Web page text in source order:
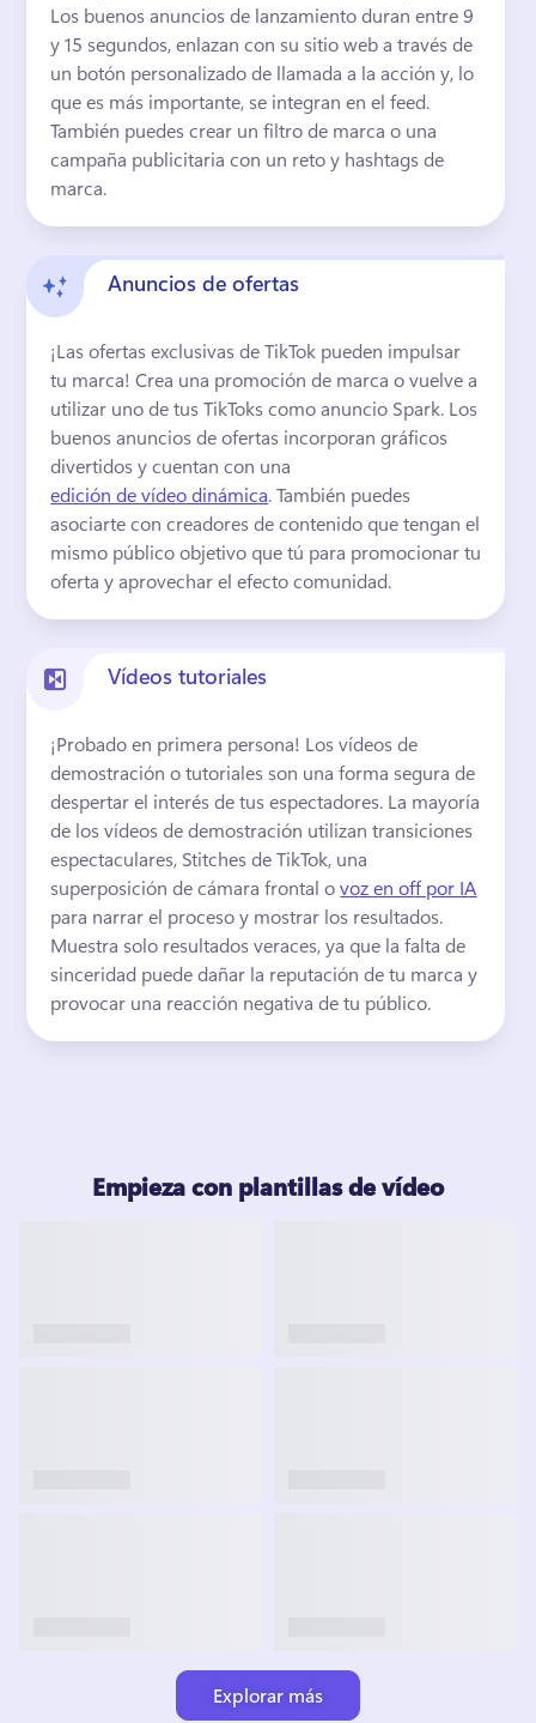
Los buenos anuncios de lanzamiento duran entre 9
y 15 segundos, enlazan con su sitio web a través de
un botón personalizado de llamada a la acción y, lo
campaña publicitaria con un reto y hashtags de
marca.
Anuncios de ofertas
¡Las ofertas exclusivas de TikTok pueden impulsar
tu marca! Crea una promoción de marca o vuelve a
utilizar uno de tus TikToks como anuncio Spark. Los
buenos anuncios de ofertas incorporan gráficos
divertidos y cuentan con una
edición de vídeo dinámica. También puedes
asociarte con creadores de contenido que tengan el
mismo público objetivo que tú para promocionar tu
oferta y aprovechar el efecto comunidad.
Vídeos tutoriales
¡Probado en primera persona! Los vídeos de
demostración o tutoriales son una forma segura de
despertar el interés de tus espectadores. La mayoría
de los vídeos de demostración utilizan transiciones
espectaculares, Stitches de TikTok, una
superposición de cámara frontal o voz en off por IA
Muestra solo resultados veraces, ya que la falta de
sinceridad puede dañar la reputación de tu marca y
provocar una reacción negativa de tu público.
Empieza con plantillas de vídeo
Explorar más